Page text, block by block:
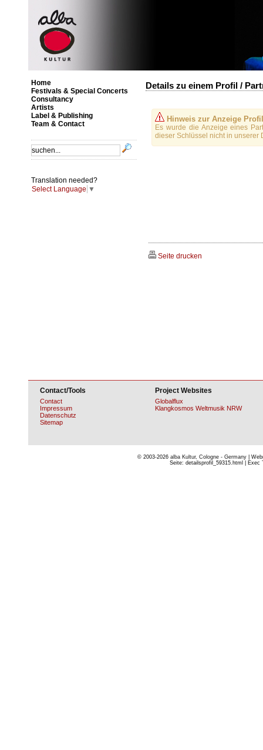
Home
Festivals & Special Concerts
Consultancy
Artists
Label & Publishing
Team & Contact
Translation needed?
Select Language ▼
Details zu einem Profil /
Hinweis zur Anzeige Profil
Es wurde die Anzeige eines
dieser Schlüssel nicht in unserer
Seite drucken
Contact/Tools
Contact
Impressum
Datenschutz
Sitemap
Project Websites
Globalflux
Klangkosmos Weltmusik NRW
© 2003-2026 alba Kultur, Cologne - Germany |
Seite: detailsprofil_59315.html |